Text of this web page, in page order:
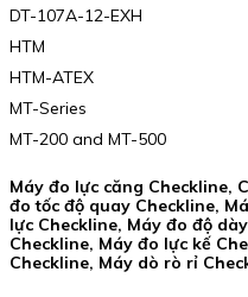
DT-107A-12-EXH
HTM
HTM-ATEX
MT-Series
MT-200 and MT-500
Máy đo lực căng Checkline,
đo tốc độ quay Checkline,
lực Checkline, Máy đo độ
Checkline, Máy đo lực kế
Checkline, Máy dò rò rỉ